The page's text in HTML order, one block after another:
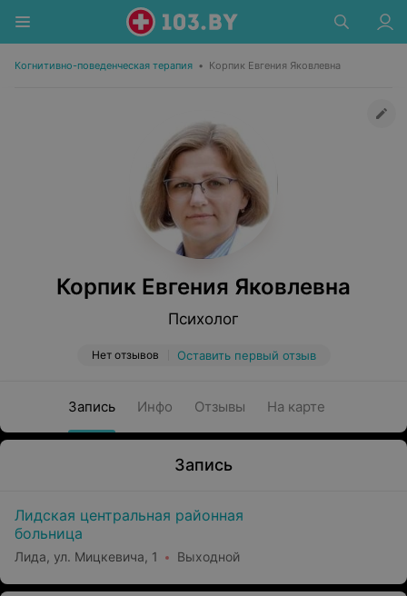
Когнитивно-поведенческая терапия • Корпик Евгения Яковлевна
Корпик Евгения Яковлевна
Психолог
Нет отзывов Оставить первый отзыв
Запись Инфо Отзывы На карте
Запись
Лидская центральная районная
больница
Лида, ул. Мицкевича, 1 Выходной